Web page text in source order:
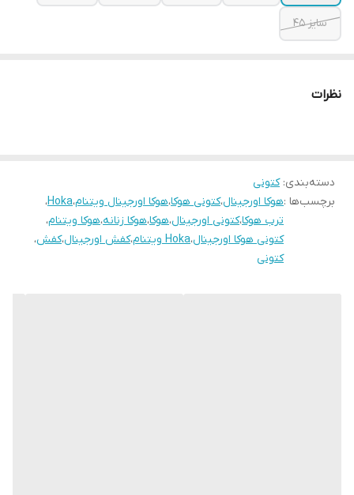
سایز ۴۵
نظرات
دسته‌بندی:کتونی
برچسب‌ها :هوکا اورجینال،کتونی هوکا،هوکا اورجینال ویتنام،Hoka،
ترب هوکا،کتونی اورجینال،هوکا،هوکا زنانه،هوکا ویتنام،
کتونی هوکا اورجینال،Hoka ویتنام ،کفش اورجینال،کفش،
کتونی